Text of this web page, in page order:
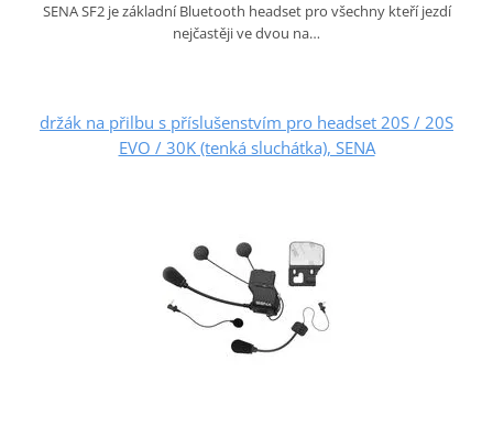
SENA SF2 je základní Bluetooth headset pro všechny kteří jezdí
nejčastěji ve dvou na…
držák na přilbu s příslušenstvím pro headset 20S / 20S
EVO / 30K (tenká sluchátka), SENA